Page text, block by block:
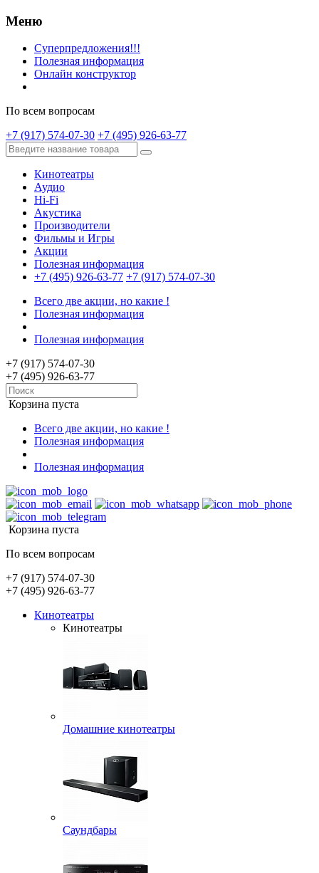
Меню
Суперпредложения!!!
Полезная информация
Онлайн конструктор
По всем вопросам
+7 (917) 574-07-30 +7 (495) 926-63-77
Кинотеатры
Аудио
Hi-Fi
Акустика
Производители
Фильмы и Игры
Акции
Полезная информация
+7 (495) 926-63-77 +7 (917) 574-07-30
Всего две акции, но какие !
Полезная информация
Полезная информация
+7 (917) 574-07-30
+7 (495) 926-63-77
Корзина пуста
Всего две акции, но какие !
Полезная информация
Полезная информация
Корзина пуста
По всем вопросам
+7 (917) 574-07-30
+7 (495) 926-63-77
Кинотеатры
Кинотеатры
Домашние кинотеатры
Саундбары